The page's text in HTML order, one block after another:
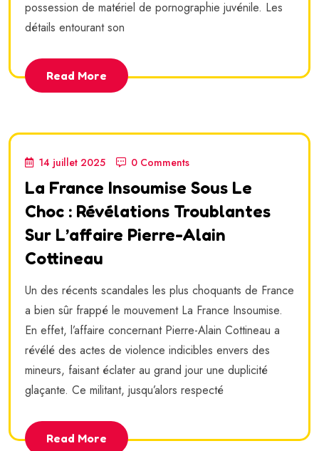
possession de matériel de pornographie juvénile. Les
détails entourant son
Read More
14 juillet 2025 0 Comments
La France Insoumise Sous Le
Choc : Révélations Troublantes
Sur L’affaire Pierre-Alain
Cottineau
Un des récents scandales les plus choquants de France
a bien sûr frappé le mouvement La France Insoumise.
En effet, l’affaire concernant Pierre-Alain Cottineau a
révélé des actes de violence indicibles envers des
mineurs, faisant éclater au grand jour une duplicité
glaçante. Ce militant, jusqu’alors respecté
Read More